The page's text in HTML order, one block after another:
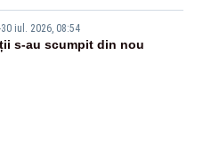
30 iul. 2026, 08:54
s-au scumpit din nou